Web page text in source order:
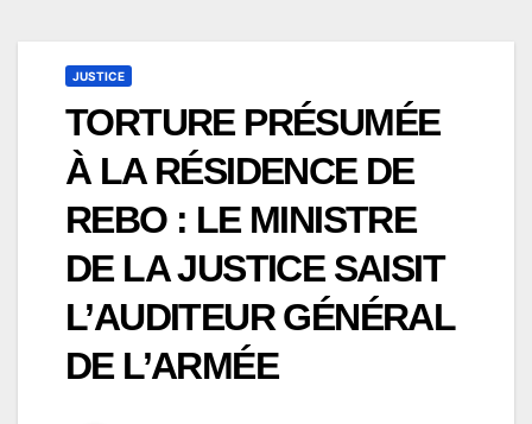
JUSTICE
TORTURE PRÉSUMÉE
À LA RÉSIDENCE DE
REBO : LE MINISTRE
DE LA JUSTICE SAISIT
L’AUDITEUR GÉNÉRAL
DE L’ARMÉE